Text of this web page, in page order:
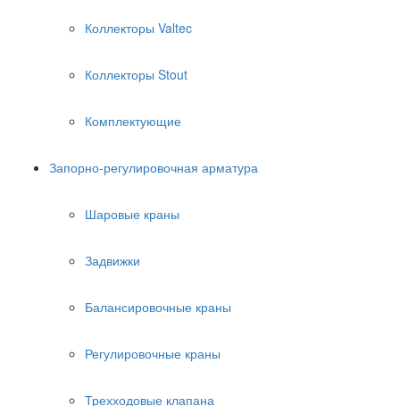
Коллекторы Valtec
Коллекторы Stout
Комплектующие
Запорно-регулировочная арматура
Шаровые краны
Задвижки
Балансировочные краны
Регулировочные краны
Трехходовые клапана